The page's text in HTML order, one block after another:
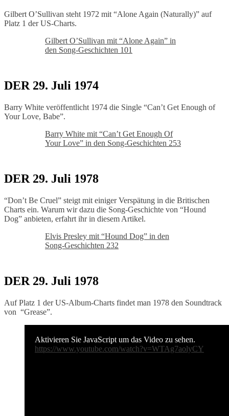
Gilbert O’Sullivan steht 1972 mit “Alone Again (Naturally)” auf
Platz 1 der US-Charts.
Gilbert O’Sullivan mit “Alone Again” in
den Song-Geschichten 101
DER 29. Juli 1974
Barry White veröffentlicht 1974 die Single “Can’t Get Enough of
Your Love, Babe”.
Barry White mit “Can’t Get Enough Of
Your Love” in den Song-Geschichten 253
DER 29. Juli 1978
“Don’t Be Cruel” steigt mit einiger Verspätung in die Britischen
Charts ein. Warum wir dazu die Song-Geschichte von “Hound
Dog” anbieten, erfahrt ihr in diesem Artikel.
Elvis Presley mit “Hound Dog” in den
Song-Geschichten 232
DER 29. Juli 1978
Auf Platz 1 der US-Album-Charts findet man 1978 den Soundtrack
von “Grease”.
Aktivieren Sie JavaScript um das Video zu sehen.
https://www.youtube.com/watch?v=WTAg7aolyCY